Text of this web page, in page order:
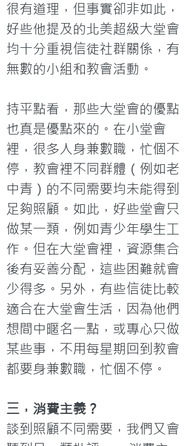
很有道理，但事實卻非如此，
好些他提及的北美超級大堂會
均十分重視信徒社群關係，有
無數的小組和教會活動。
持平點看，那些大堂會的優點
也真是優點來的。在小堂會
裡，很多人身兼數職，忙個不
停，教會裡不同群體（例如老
中青）的不同需要均未能得到
足夠照顧。如此，好些堂會只
做某一類，例如青少年學生工
作。但在大堂會裡，資源集合
後有妥善分配，這些困難就會
少得多。另外，有些信徒比較
適合在大堂會生活，因為他們
想間中暱名一點，或專心只做
某些事，不用每星期回到教會
都要身兼數職，忙個不停。
三，消費主義？
談到照顧不同需要，我們又會